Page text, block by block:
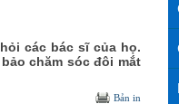
các bác sĩ của họ.
chăm sóc đôi mắt
Bản in